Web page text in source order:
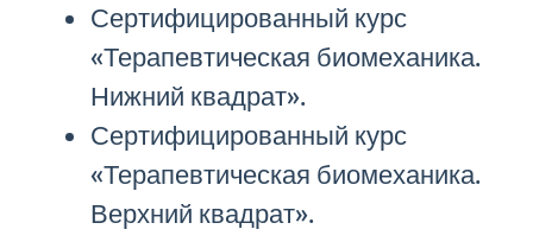
Сертифицированный курс
«Терапевтическая биомеханика.
Нижний квадрат».
Сертифицированный курс
«Терапевтическая биомеханика.
Верхний квадрат».